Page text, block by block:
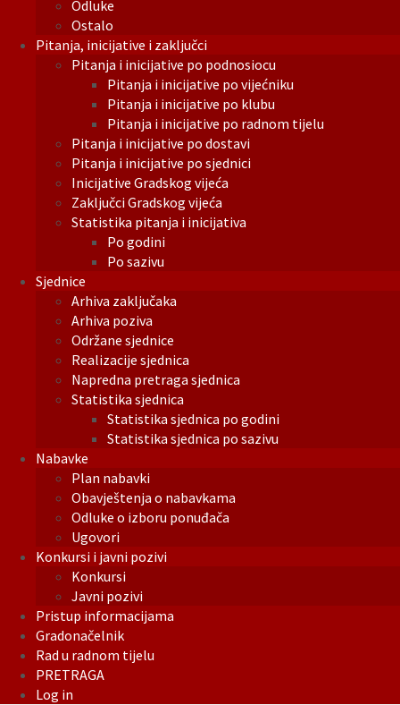
Odluke
Ostalo
Pitanja, inicijative i zaključci
Pitanja i inicijative po podnosiocu
Pitanja i inicijative po vijećniku
Pitanja i inicijative po klubu
Pitanja i inicijative po radnom tijelu
Pitanja i inicijative po dostavi
Pitanja i inicijative po sjednici
Inicijative Gradskog vijeća
Zaključci Gradskog vijeća
Statistika pitanja i inicijativa
Po godini
Po sazivu
Sjednice
Arhiva zaključaka
Arhiva poziva
Održane sjednice
Realizacije sjednica
Napredna pretraga sjednica
Statistika sjednica
Statistika sjednica po godini
Statistika sjednica po sazivu
Nabavke
Plan nabavki
Obavještenja o nabavkama
Odluke o izboru ponuđača
Ugovori
Konkursi i javni pozivi
Konkursi
Javni pozivi
Pristup informacijama
Gradonačelnik
Rad u radnom tijelu
PRETRAGA
Log in